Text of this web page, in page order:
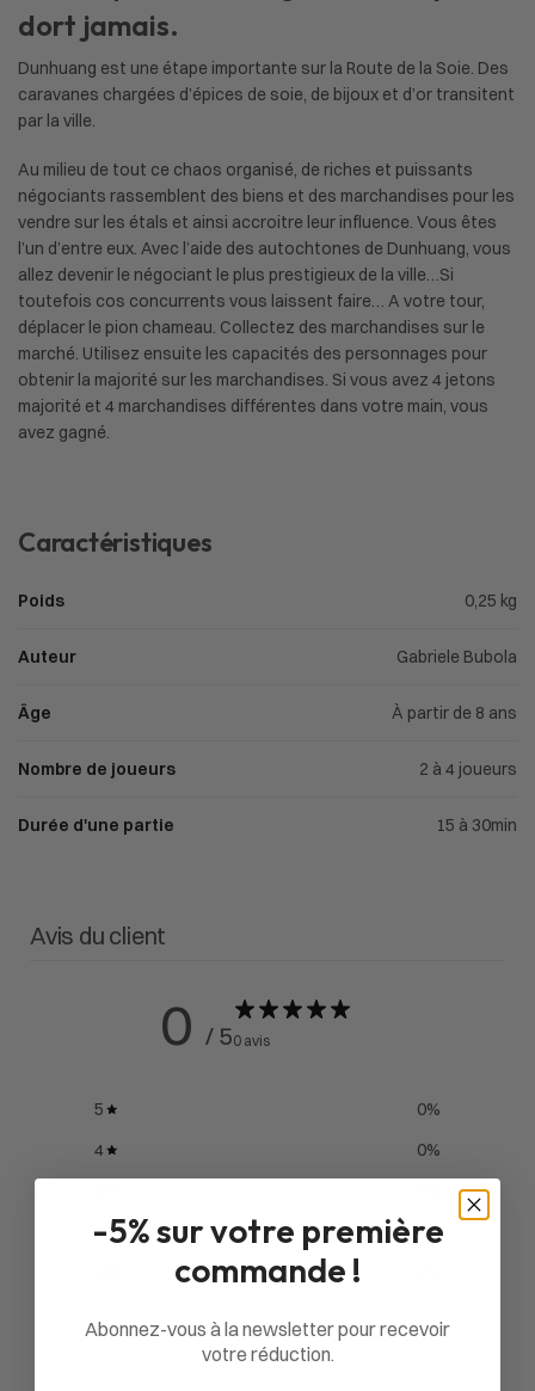
dort jamais.
Dunhuang est une étape importante sur la Route de la Soie. Des
caravanes chargées d’épices de soie, de bijoux et d’or transitent
par la ville.
Au milieu de tout ce chaos organisé, de riches et puissants
négociants rassemblent des biens et des marchandises pour les
vendre sur les étals et ainsi accroitre leur influence. Vous êtes
l’un d’entre eux. Avec l’aide des autochtones de Dunhuang, vous
allez devenir le négociant le plus prestigieux de la ville…Si
toutefois cos concurrents vous laissent faire… A votre tour,
déplacer le pion chameau. Collectez des marchandises sur le
marché. Utilisez ensuite les capacités des personnages pour
obtenir la majorité sur les marchandises. Si vous avez 4 jetons
majorité et 4 marchandises différentes dans votre main, vous
avez gagné.
Caractéristiques
Poids 0,25 kg
Auteur Gabriele Bubola
Âge À partir de 8 ans
Nombre de joueurs 2 à 4 joueurs
Durée d'une partie 15 à 30min
Avis du client
0 / 50 avis
5 0%
4
0%
2
0%
Poser une question
-5% sur votre première
commande !
Abonnez-vous à la newsletter pour recevoir
votre réduction.